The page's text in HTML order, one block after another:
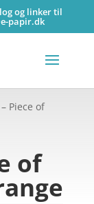
og linker til
papir.dk
Piece of
of